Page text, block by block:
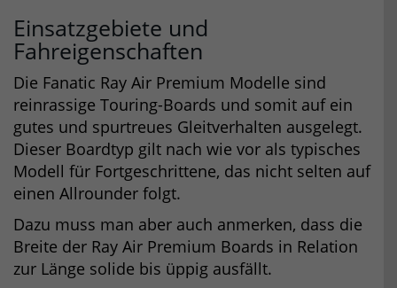
Einsatzgebiete und
Fahreigenschaften
Die Fanatic Ray Air Premium Modelle sind
reinrassige Touring-Boards und somit auf ein
gutes und spurtreues Gleitverhalten ausgelegt.
Dieser Boardtyp gilt nach wie vor als typisches
Modell für Fortgeschrittene, das nicht selten auf
einen Allrounder folgt.
Dazu muss man aber auch anmerken, dass die
Breite der Ray Air Premium Boards in Relation
zur Länge solide bis üppig ausfällt.